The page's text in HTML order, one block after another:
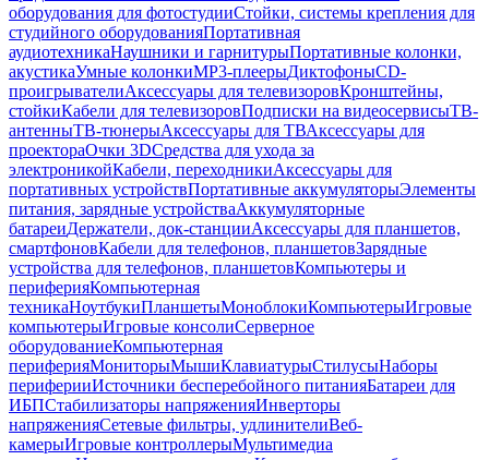
оборудования для фотостудииСтойки, системы крепления для
студийного оборудованияПортативная
аудиотехникаНаушники и гарнитурыПортативные колонки,
акустикаУмные колонкиMP3-плеерыДиктофоныCD-
проигрывателиАксессуары для телевизоровКронштейны,
стойкиКабели для телевизоровПодписки на видеосервисыТВ-
антенныТВ-тюнерыАксессуары для ТВАксессуары для
проектораОчки 3DСредства для ухода за
электроникойКабели, переходникиАксессуары для
портативных устройствПортативные аккумуляторыЭлементы
питания, зарядные устройстваАккумуляторные
батареиДержатели, док-станцииАксессуары для планшетов,
смартфоновКабели для телефонов, планшетовЗарядные
устройства для телефонов, планшетовКомпьютеры и
периферияКомпьютерная
техникаНоутбукиПланшетыМоноблокиКомпьютерыИгровые
компьютерыИгровые консолиСерверное
оборудованиеКомпьютерная
периферияМониторыМышиКлавиатурыСтилусыНаборы
периферииИсточники бесперебойного питанияБатареи для
ИБПСтабилизаторы напряженияИнверторы
напряженияСетевые фильтры, удлинителиВеб-
камерыИгровые контроллерыМультимедиа